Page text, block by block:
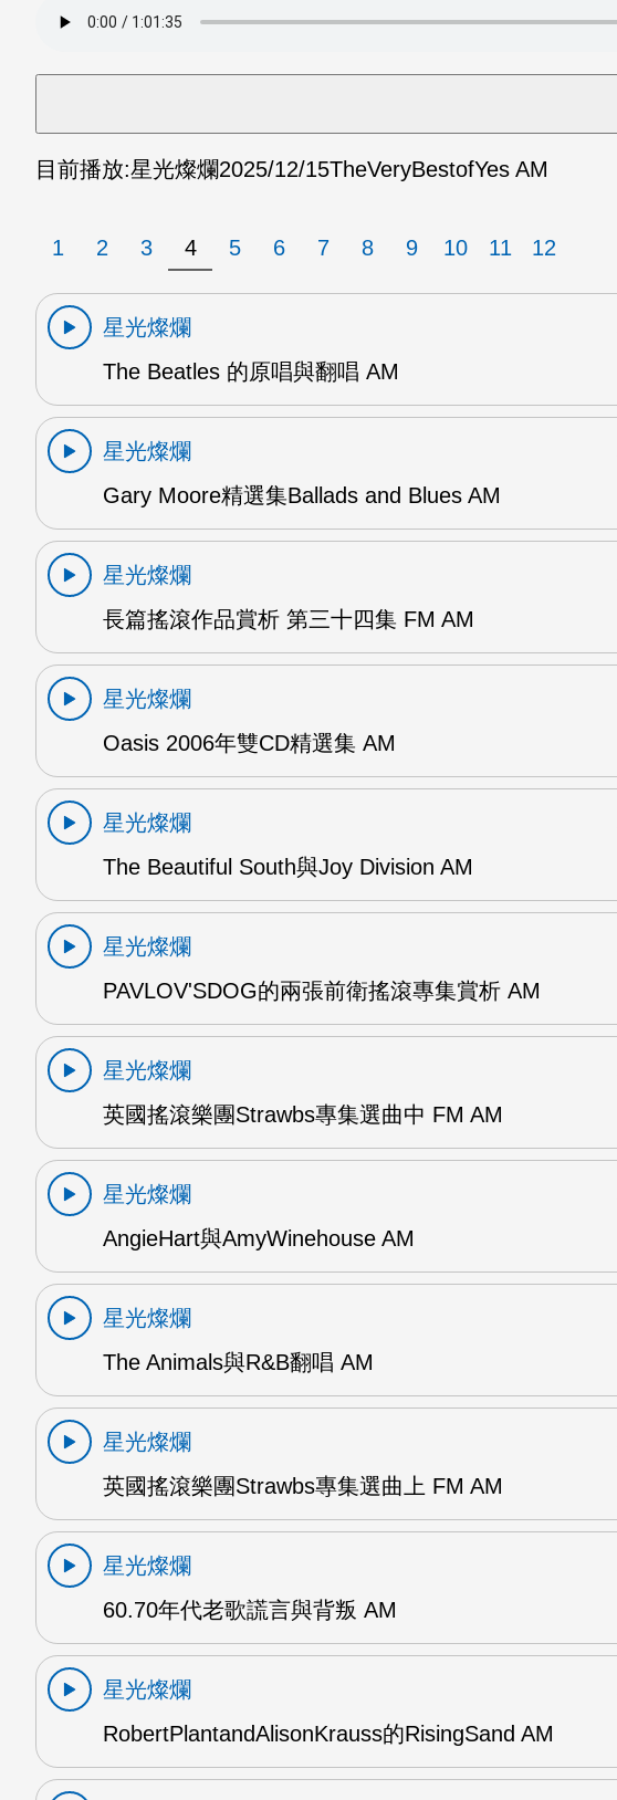
目前播放:星光燦爛2025/12/15TheVeryBestofYes AM
1 2 3 4 5 6 7 8 9 10 11 12
星光燦爛
The Beatles 的原唱與翻唱 AM
星光燦爛
Gary Moore精選集Ballads and Blues AM
星光燦爛
長篇搖滾作品賞析 第三十四集 FM AM
星光燦爛
Oasis 2006年雙CD精選集 AM
星光燦爛
The Beautiful South與Joy Division AM
星光燦爛
PAVLOV'SDOG的兩張前衛搖滾專集賞析 AM
星光燦爛
英國搖滾樂團Strawbs專集選曲中 FM AM
星光燦爛
AngieHart與AmyWinehouse AM
星光燦爛
The Animals與R&B翻唱 AM
星光燦爛
英國搖滾樂團Strawbs專集選曲上 FM AM
星光燦爛
60.70年代老歌謊言與背叛 AM
星光燦爛
RobertPlantandAlisonKrauss的RisingSand AM